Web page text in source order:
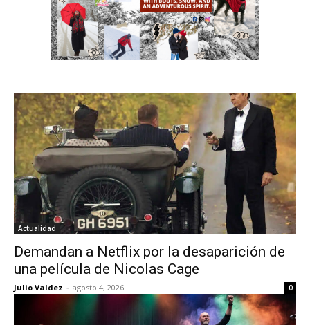
Actualidad
Demandan a Netflix por la desaparición de
una película de Nicolas Cage
Julio Valdez - agosto 4, 2026 0